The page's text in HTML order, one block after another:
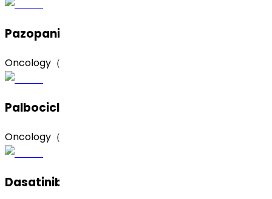
Pazopanib（帕唑帕尼）
Oncology（肿瘤）
Palbociclib（哌柏西利）
Oncology（肿瘤）
Dasatinib Monohydrate（达沙替尼一水合物）